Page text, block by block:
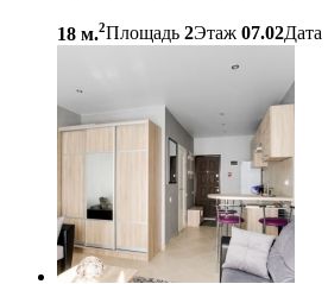
18 м.2Площадь 2Этаж 07.02Дата